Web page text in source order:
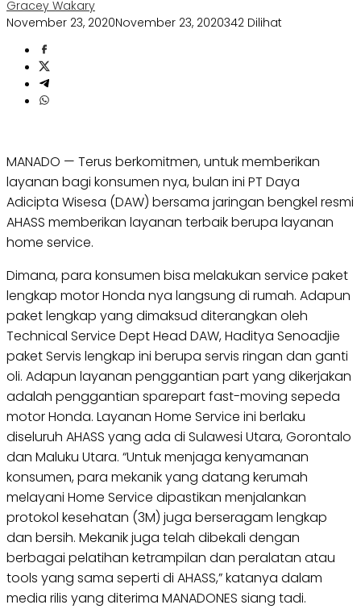
Gracey Wakary
November 23, 2020November 23, 2020342 Dilihat
MANADO — Terus berkomitmen, untuk memberikan
layanan bagi konsumen nya, bulan ini PT Daya
Adicipta Wisesa (DAW) bersama jaringan bengkel resmi
AHASS memberikan layanan terbaik berupa layanan
home service.
Dimana, para konsumen bisa melakukan service paket
lengkap motor Honda nya langsung di rumah. Adapun
paket lengkap yang dimaksud diterangkan oleh
Technical Service Dept Head DAW, Haditya Senoadjie
paket Servis lengkap ini berupa servis ringan dan ganti
oli. Adapun layanan penggantian part yang dikerjakan
adalah penggantian sparepart fast-moving sepeda
motor Honda. Layanan Home Service ini berlaku
diseluruh AHASS yang ada di Sulawesi Utara, Gorontalo
dan Maluku Utara. “Untuk menjaga kenyamanan
konsumen, para mekanik yang datang kerumah
melayani Home Service dipastikan menjalankan
protokol kesehatan (3M) juga berseragam lengkap
dan bersih. Mekanik juga telah dibekali dengan
berbagai pelatihan ketrampilan dan peralatan atau
tools yang sama seperti di AHASS,” katanya dalam
media rilis yang diterima MANADONES siang tadi.